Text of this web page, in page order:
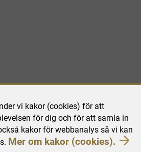
vi kakor (cookies) för att
för dig och för att samla in
kakor för webbanalys så vi kan
Mer om kakor (cookies).